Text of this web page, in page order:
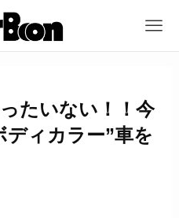
たいない！！今
ディカラー”車を